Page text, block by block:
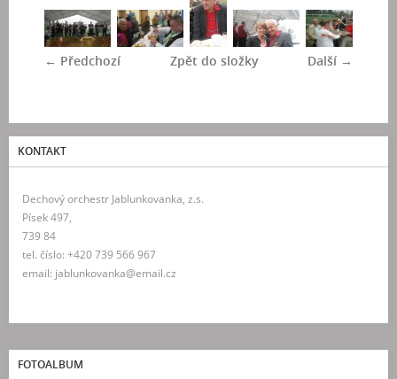
← Předchozí Další →
Zpět do složky
KONTAKT
Dechový orchestr Jablunkovanka, z.s.
Písek 497,
739 84
tel. číslo: +420 739 566 967
email: jablunkovanka@email.cz
FOTOALBUM